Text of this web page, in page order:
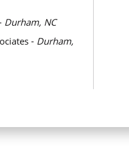
Durham, NC
- Durham,